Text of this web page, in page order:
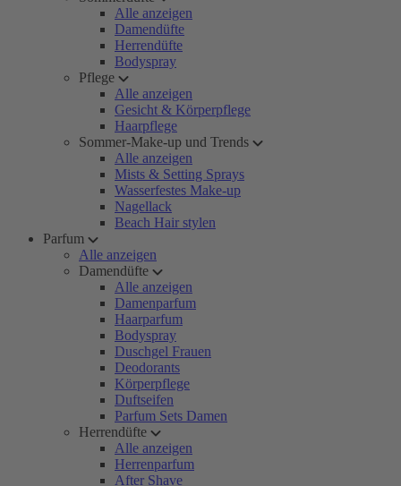
Alle anzeigen
Damendüfte
Herrendüfte
Bodyspray
Pflege
Alle anzeigen
Gesicht & Körperpflege
Haarpflege
Sommer-Make-up und Trends
Alle anzeigen
Mists & Setting Sprays
Wasserfestes Make-up
Nagellack
Beach Hair stylen
Parfum
Alle anzeigen
Damendüfte
Alle anzeigen
Damenparfum
Haarparfum
Bodyspray
Duschgel Frauen
Deodorants
Körperpflege
Duftseifen
Parfum Sets Damen
Herrendüfte
Alle anzeigen
Herrenparfum
After Shave